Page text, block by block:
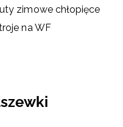
zimowe chłopięce
na WF